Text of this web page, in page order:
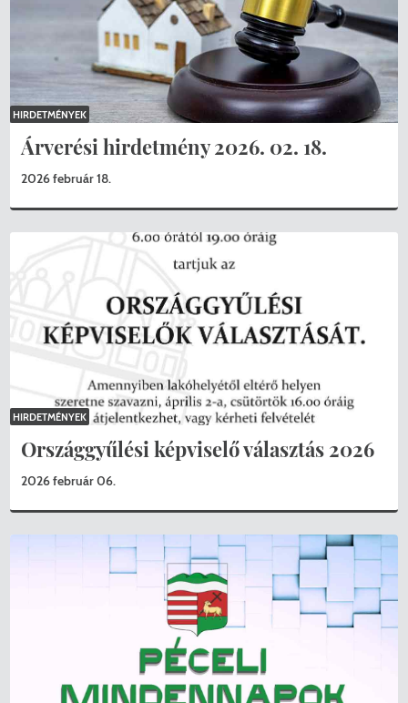
Árverési hirdetmény 2026. 02. 18.
2026 február 18.
HIRDETMÉNYEK
Országgyűlési képviselő választás 2026
2026 február 06.
HIRDETMÉNYEK